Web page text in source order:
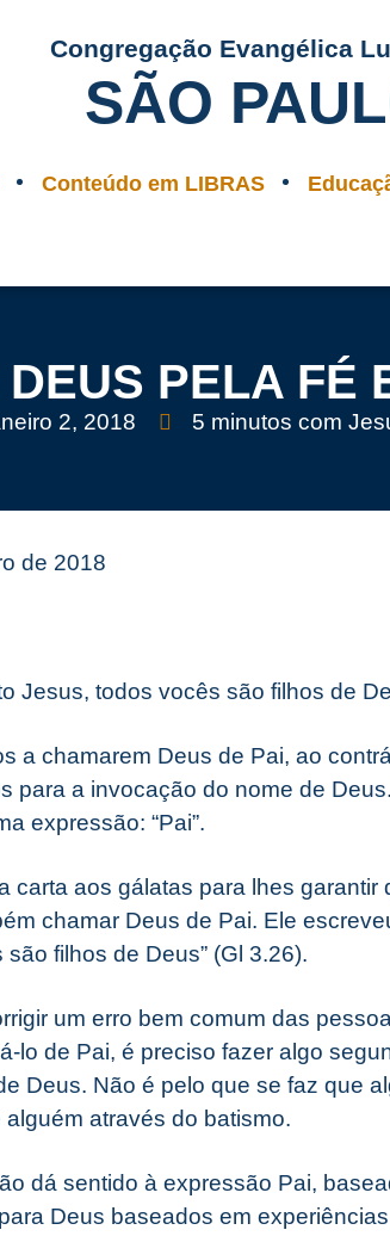
Congregação Evangélica
SÃO
Conteúdo em LIBRAS
PELA FÉ
2, 2018 5 minutos com
de 2018
Jesus, todos vocês são filhos de
a chamarem Deus de Pai, ao
para a invocação do nome de
expressão: “Pai”.
carta aos gálatas para lhes garantir
chamar Deus de Pai. Ele
filhos de Deus” (Gl 3.26).
um erro bem comum das
lo de Pai, é preciso fazer algo
Deus. Não é pelo que se faz que
através do batismo.
dá sentido à expressão Pai,
Deus baseados em